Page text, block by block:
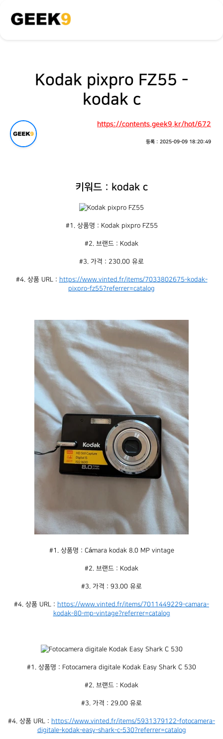
Kodak pixpro FZ55 -
kodak c
https://contents.geek9.kr/hot/672
등록 : 2025-09-09 18:20:49
키워드 : kodak c
#1. 상품명 : Kodak pixpro FZ55
#2. 브랜드 : Kodak
#3. 가격 : 230.00 유로
#4. 상품 URL : https://www.vinted.fr/items/7033802675-kodak-
pixpro-fz55?referrer=catalog
#1. 상품명 : Cámara kodak 8.0 MP vintage
#2. 브랜드 : Kodak
#3. 가격 : 93.00 유로
#4. 상품 URL : https://www.vinted.fr/items/7011449229-camara-
kodak-80-mp-vintage?referrer=catalog
#1. 상품명 : Fotocamera digitale Kodak Easy Shark C 530
#2. 브랜드 : Kodak
#3. 가격 : 29.00 유로
#4. 상품 URL : https://www.vinted.fr/items/5931379122-fotocamera-
digitale-kodak-easy-shark-c-530?referrer=catalog